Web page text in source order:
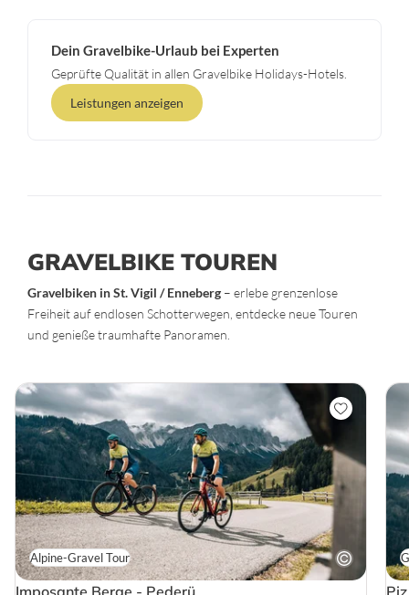
Dein Gravelbike-Urlaub bei Experten
Geprüfte Qualität in allen Gravelbike Holidays-Hotels.
Leistungen anzeigen
GRAVELBIKE TOUREN
Gravelbiken in St. Vigil / Enneberg – erlebe grenzenlose
Freiheit auf endlosen Schotterwegen, entdecke neue Touren
und genieße traumhafte Panoramen.
Alpine-Gravel Tour
Imposante Berge - Pederü